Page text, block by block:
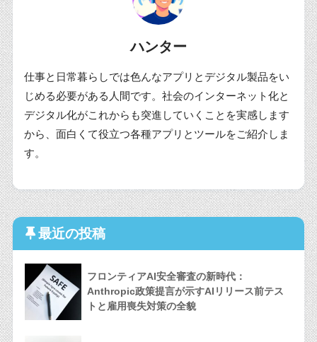
ハンター
仕事と日常暮らしでは色んなアプリとデジタル製品をい
じめる必要がある人間です。社会のインターネット化と
デジタル化がこれからも突進していくことを実感します
から、面白くて役立つ各種アプリとツールをご紹介しま
す。
最近の投稿
フロンティアAI安全審査の新時代：
Anthropic政策提言が示すAIリリース前テス
トと雇用喪失対策の全貌